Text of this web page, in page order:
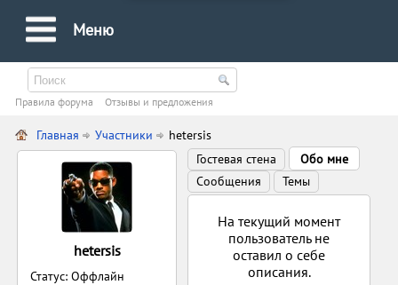
Меню
Правила форума Oтзывы и предложения
Главная Участники hetersis
hetersis
Статус: Оффлайн
Гостевая стена
Обо мне
Сообщения
Темы
На текущий момент
пользователь не
оставил о себе
описания.